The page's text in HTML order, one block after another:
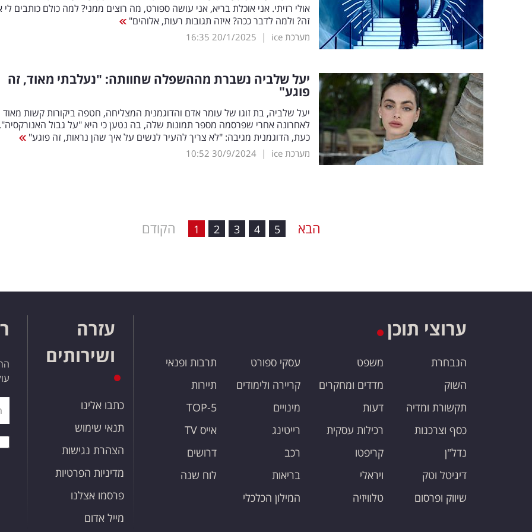
אולי רזיתי. אני אוכלת בריא, אני עושה ספורט, מה רוצים ממני? למה כולם כותבים לי
זה? ולמה לדבר ככה? איזה תגובות רעות, אלוהים"
מערכת ice |
20/1/2025
16:35
יעל שלביה נשברת מההשפלה שחוותה: "נעלבתי מאוד, זה
פוגע"
יעל שלביה, בת זוגו של עומר אדם והדוגמנית המצליחה, חטפה ביקורות קשות מאוד
לאחרונה אחרי שפרסמה מספר תמונות שלה, בה נטען כי היא "על גבול
כעת, הדוגמנית מגיבה: "לא צריך להעיר לנשים על איך שהן נראות, זה פוגע"
מערכת ice |
30/9/2024
10:52
הקודם 1 2 3 4 5 הבא
ערוצי תוכן
הנבחרת
השוק
תקשורת ומדיה
כסף וצרכנות
נדל"ן
דיגיטל וטק
שיווק ופרסום
משפט
מדדים ומחקרים
דעות
רכילות עסקית
קריפטו
ויראלי
טלוויזיה
עסקי ספורט
קריירה ולימודים
מינויים
רייטינג
רכב
בריאות
המילון הכלכלי
תרבות ופנאי
תיירות
TOP-5
אייס TV
דרושים
לוח שנה
עזרה
ושירותים
כתבו אלינו
תנאי שימוש
הצהרת נגישות
מדיניות הפרטיות
פרסמו אצלנו
מייל אדום